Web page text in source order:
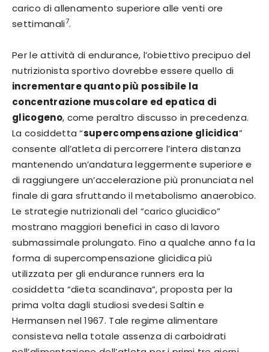
carico di allenamento superiore alle venti ore
settimanali7.
Per le attività di endurance, l’obiettivo precipuo del
nutrizionista sportivo dovrebbe essere quello di
incrementare quanto più possibile la
concentrazione muscolare ed epatica di
glicogeno, come peraltro discusso in precedenza.
La cosiddetta “supercompensazione glicidica”
consente all’atleta di percorrere l’intera distanza
mantenendo un’andatura leggermente superiore e
di raggiungere un’accelerazione più pronunciata nel
finale di gara sfruttando il metabolismo anaerobico.
Le strategie nutrizionali del “carico glucidico”
mostrano maggiori benefici in caso di lavoro
submassimale prolungato. Fino a qualche anno fa la
forma di supercompensazione glicidica più
utilizzata per gli endurance runners era la
cosiddetta “dieta scandinava”, proposta per la
prima volta dagli studiosi svedesi Saltin e
Hermansen nel 1967. Tale regime alimentare
consisteva nella totale assenza di carboidrati